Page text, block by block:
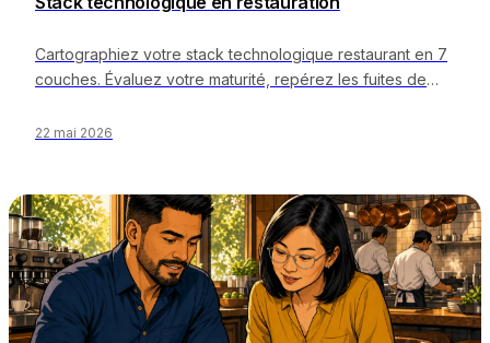
Cartographiez votre stack technologique restaurant en 7
couches. Évaluez votre maturité, repérez les fuites de
22 mai 2026